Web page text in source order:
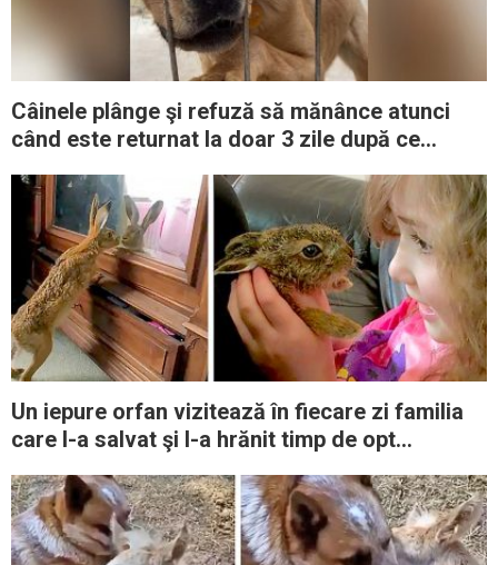
Câinele plânge şi refuză să mănânce atunci
când este returnat la doar 3 zile după ce
Un iepure orfan vizitează în fiecare zi familia
care l-a salvat şi l-a hrănit timp de opt